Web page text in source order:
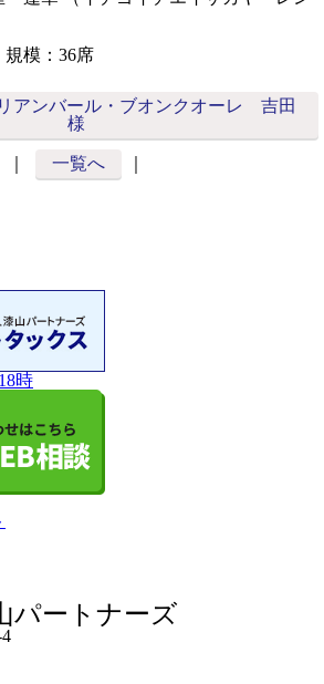
模：36席
アンバール・ブオンクオーレ 吉田
様
一覧へ
パートナーズ